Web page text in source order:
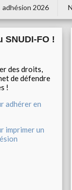
adhésion 2026
SNUDI-FO !
des droits,
de défendre
!
adhérer en
imprimer un